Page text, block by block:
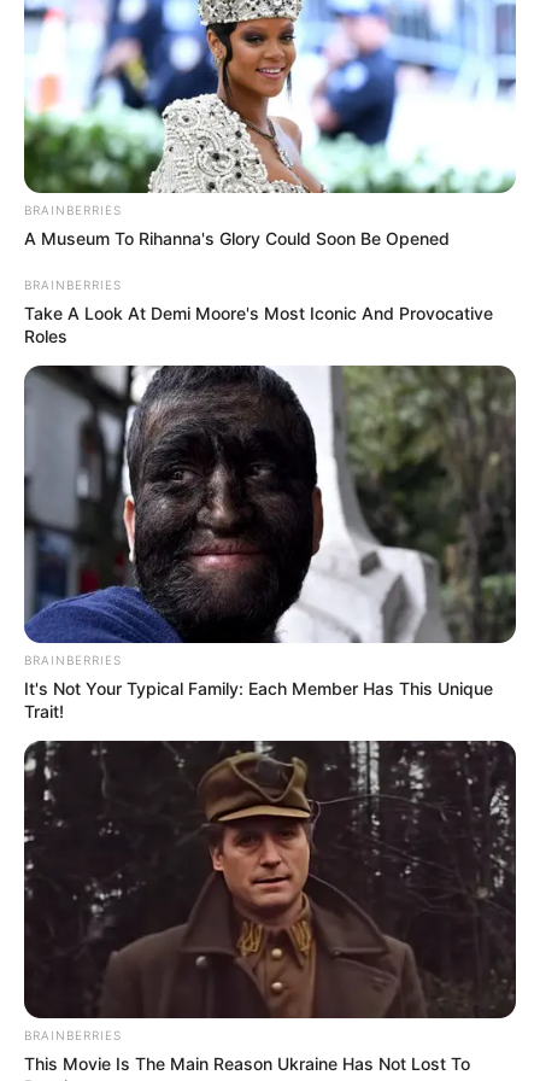
ancienne connaissance, Jonas, est
actuellement en cavale et lui assure qu’il ne
reviendra plus les voir.
BRAINBERRIES
A Museum To Rihanna's Glory Could Soon Be Opened
BRAINBERRIES
Take A Look At Demi Moore's Most Iconic And Provocative
Roles
BRAINBERRIES
It's Not Your Typical Family: Each Member Has This Unique
Trait!
BRAINBERRIES
This Movie Is The Main Reason Ukraine Has Not Lost To